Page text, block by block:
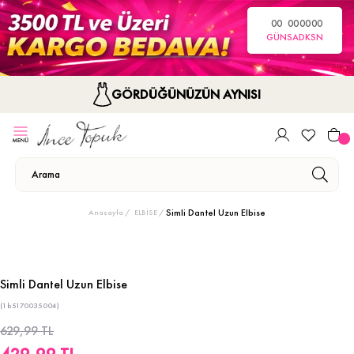
00
GÜN
00
SA
00
DK
00
SN
GÖRDÜĞÜNÜZÜN AYNISI
Anasayfa ELBİSE Simli Dantel Uzun Elbise
Simli Dantel Uzun Elbise
(1b5170035004)
629,99 TL